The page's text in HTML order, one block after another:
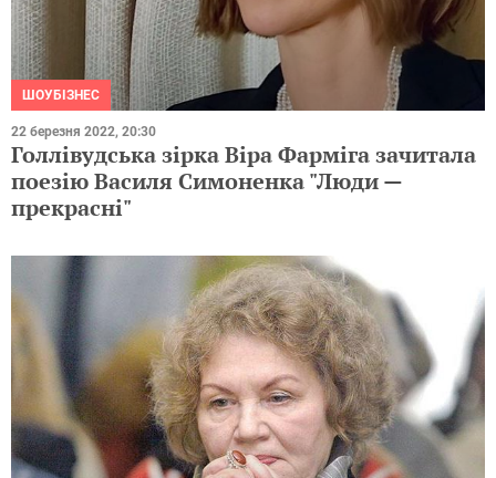
ШОУБІЗНЕС
22 березня 2022, 20:30
Голлівудська зірка Віра Фарміга зачитала
поезію Василя Симоненка "Люди —
прекрасні"